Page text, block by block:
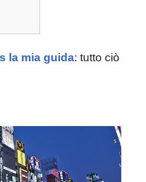
la mia guida: tutto ciò